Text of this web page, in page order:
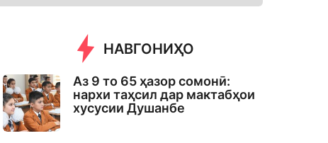
НАВГОНИҲО
Аз 9 то 65 ҳазор сомонӣ:
нархи таҳсил дар мактабҳои
хусусии Душанбе